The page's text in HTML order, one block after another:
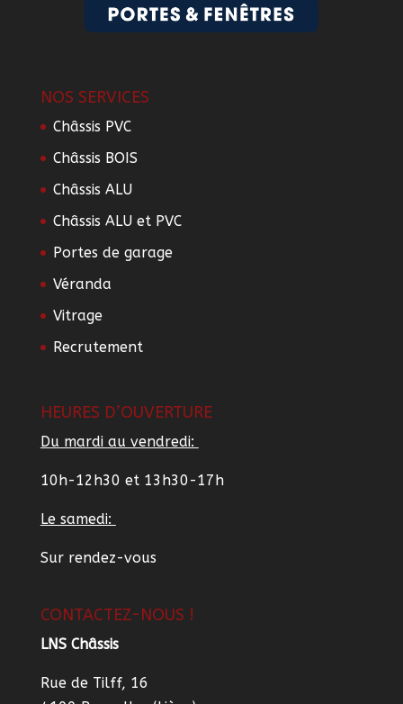
NOS SERVICES
Châssis PVC
Châssis BOIS
Châssis ALU
Châssis ALU et PVC
Portes de garage
Véranda
Vitrage
Recrutement
HEURES D’OUVERTURE
Du mardi au vendredi:
10h-12h30 et 13h30-17h
Le samedi:
Sur rendez-vous
CONTACTEZ-NOUS !
LNS Châssis
Rue de Tilff, 16